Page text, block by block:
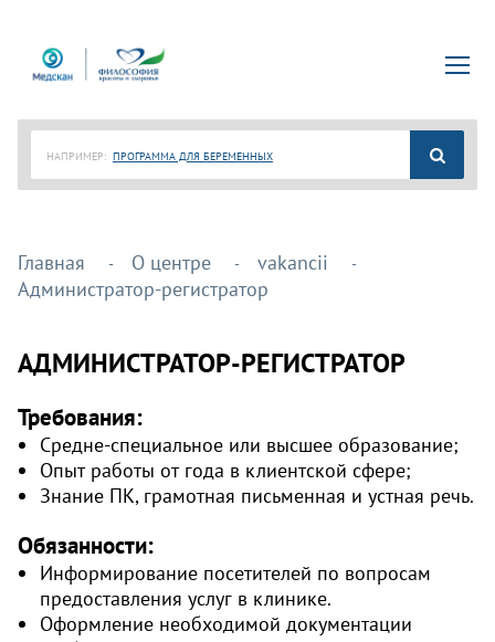
НАПРИМЕР: ПРОГРАММА ДЛЯ БЕРЕМЕННЫХ
Главная О центре
vakancii
Администратор-регистратор
АДМИНИСТРАТОР-РЕГИСТРАТОР
Требования:
Средне-специальное или высшее образование;
Опыт работы от года в клиентской сфере;
Знание ПК, грамотная письменная и устная речь.
Обязанности:
Информирование посетителей по вопросам
предоставления услуг в клинике.
Оформление необходимой документации